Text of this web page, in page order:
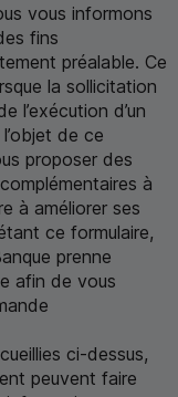
vous informons
fins
préalable. Ce
la sollicitation
l’exécution d’un
de ce
proposer des
à
à améliorer ses
ce formulaire,
prenne
afin de vous
ci-dessus,
peuvent faire